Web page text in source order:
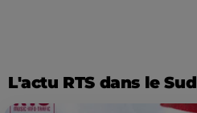
L'actu RTS dans le Sud